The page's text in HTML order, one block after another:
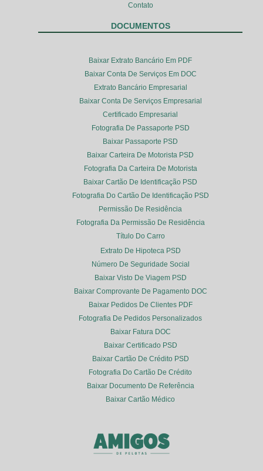
Contato
DOCUMENTOS
Baixar Extrato Bancário Em PDF
Baixar Conta De Serviços Em DOC
Extrato Bancário Empresarial
Baixar Conta De Serviços Empresarial
Certificado Empresarial
Fotografia De Passaporte PSD
Baixar Passaporte PSD
Baixar Carteira De Motorista PSD
Fotografia Da Carteira De Motorista
Baixar Cartão De Identificação PSD
Fotografia Do Cartão De Identificação PSD
Permissão De Residência
Fotografia Da Permissão De Residência
Título Do Carro
Extrato De Hipoteca PSD
Número De Seguridade Social
Baixar Visto De Viagem PSD
Baixar Comprovante De Pagamento DOC
Baixar Pedidos De Clientes PDF
Fotografia De Pedidos Personalizados
Baixar Fatura DOC
Baixar Certificado PSD
Baixar Cartão De Crédito PSD
Fotografia Do Cartão De Crédito
Baixar Documento De Referência
Baixar Cartão Médico